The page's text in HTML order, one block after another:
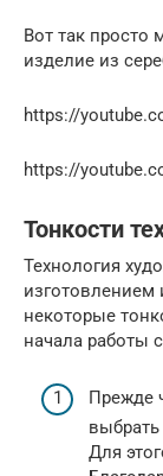
Вот так просто
изделие из
https://
https://
Тонкости
Технология
некоторые
начала работы
Прежде
Для